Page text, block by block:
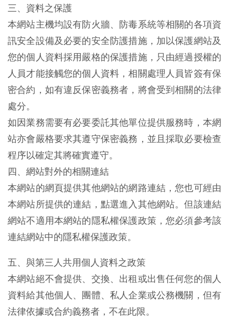
三、資料之保護
本網站主機均設有防火牆、防毒系統等相關的各項資
訊安全設備及必要的安全防護措施，加以保護網站及
您的個人資料採用嚴格的保護措施，只由經過授權的
人員才能接觸您的個人資料，相關處理人員皆簽有保
密合約，如有違反保密義務者，將會受到相關的法律
處分。
如因業務需要有必要委託其他單位提供服務時，本網
站亦會嚴格要求其遵守保密義務，並且採取必要檢查
程序以確定其將確實遵守。
四、網站對外的相關連結
本網站的網頁提供其他網站的網路連結，您也可經由
本網站所提供的連結，點選進入其他網站。但該連結
網站不適用本網站的隱私權保護政策，您必須參考該
連結網站中的隱私權保護政策。
五、與第三人共用個人資料之政策
本網站絕不會提供、交換、出租或出售任何您的個人
資料給其他個人、團體、私人企業或公務機關，但有
法律依據或合約義務者，不在此限。